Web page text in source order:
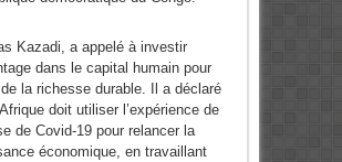
Kazadi, a appelé à investir
dans le capital humain pour
la richesse durable. Il a déclaré
doit utiliser l’expérience de
de Covid-19 pour relancer la
économique, en travaillant